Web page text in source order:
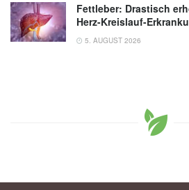
Fettleber: Drastisch
Herz-Kreislauf-
5. AUGUST 2026